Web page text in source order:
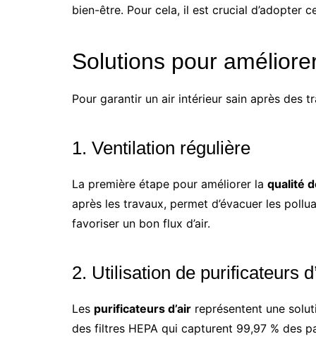
bien-être. Pour cela, il est crucial d’adopter
Solutions pour
Pour garantir un air intérieur sain après des
1. Ventilation régulière
La première étape pour améliorer la qualité
après les travaux, permet d’évacuer les
favoriser un bon flux d’air.
2. Utilisation de purificateurs
Les purificateurs d’air représentent une
des filtres HEPA qui capturent 99,97 % des